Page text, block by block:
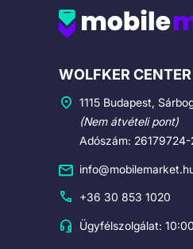
Cégadatok
WOLFKER
1115 Budapest,
(Nem átvételi pont)
Adószám:
+36 30 853 1020
Ügyfélszolgálat: